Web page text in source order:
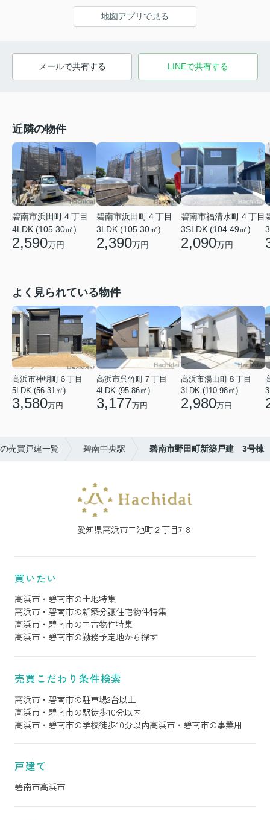
地図アプリで見る
メールで共有する LINEで共有する
近隣の物件
碧南市浜田町４丁目
4LDK (105.30㎡)
2,590万円
碧南市浜田町４丁目
3LDK (105.30㎡)
2,390万円
碧南市福清水町４丁目
3SLDK (104.49㎡)
2,090万円
よく見られている物件
高浜市神明町６丁目
5LDK (56.31㎡)
3,580万円
高浜市呉竹町７丁目
4LDK (95.86㎡)
3,177万円
高浜市湯山町８丁目
3LDK (110.98㎡)
2,980万円
売買戸建一覧 碧南中央駅 碧南市野田町新築戸建 3号棟
愛知県高浜市二池町２丁目7-8
買いたい
高浜市・碧南市の土地特集
高浜市・碧南市の新築分譲住宅物件特集
高浜市・碧南市の中古物件特集
高浜市・碧南市の勤務予定地から探す
売買こだわり条件検索
高浜市・碧南市の駐車場2台以上
高浜市・碧南市の駅徒歩10分以内
高浜市・碧南市の学校徒歩10分以内高浜市・碧南市の事業用
戸建て
碧南市高浜市